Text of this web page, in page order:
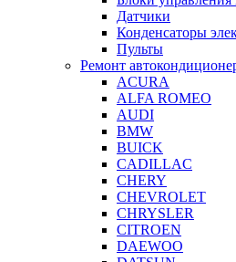
Датчики
Конденсаторы
Пульты
Ремонт
ACURA
ALFA ROMEO
AUDI
BMW
BUICK
CADILLAC
CHERY
CHEVROLET
CHRYSLER
CITROEN
DAEWOO